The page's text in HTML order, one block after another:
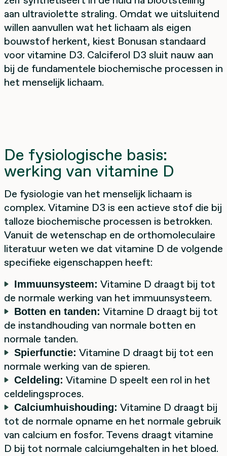
aan ultraviolette straling. Omdat we uitsluitend
willen aanvullen wat het lichaam als eigen
bouwstof herkent, kiest Bonusan standaard
voor vitamine D3. Calciferol D3 sluit nauw aan
bij de fundamentele biochemische processen in
het menselijk lichaam.
De fysiologische basis:
werking van vitamine D
De fysiologie van het menselijk lichaam is
complex. Vitamine D3 is een actieve stof die bij
talloze biochemische processen is betrokken.
Vanuit de wetenschap en de orthomoleculaire
literatuur weten we dat vitamine D de volgende
specifieke eigenschappen heeft:
Immuunsysteem: Vitamine D draagt bij tot
de normale werking van het immuunsysteem.
Botten en tanden: Vitamine D draagt bij tot
de instandhouding van normale botten en
normale tanden.
Spierfunctie: Vitamine D draagt bij tot een
normale werking van de spieren.
Celdeling: Vitamine D speelt een rol in het
celdelingsproces.
Calciumhuishouding: Vitamine D draagt bij
tot de normale opname en het normale gebruik
van calcium en fosfor. Tevens draagt vitamine
D bij tot normale calciumgehalten in het bloed.